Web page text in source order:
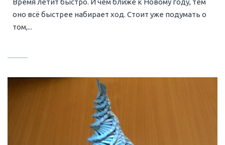
Время летит быстро. И чем ближе к Новому году, тем
оно всё быстрее набирает ход. Стоит уже подумать о
том,...